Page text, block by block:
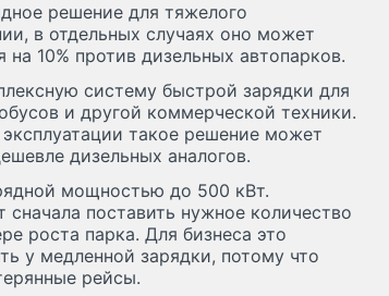
решение для тяжелого
в отдельных случаях оно может
10% против дизельных автопарков.
систему быстрой зарядки для
и другой коммерческой техники.
такое решение может
дизельных аналогов.
мощностью до 500 кВт.
поставить нужное количество
роста парка. Для бизнеса это
у медленной зарядки, потому что
рейсы.